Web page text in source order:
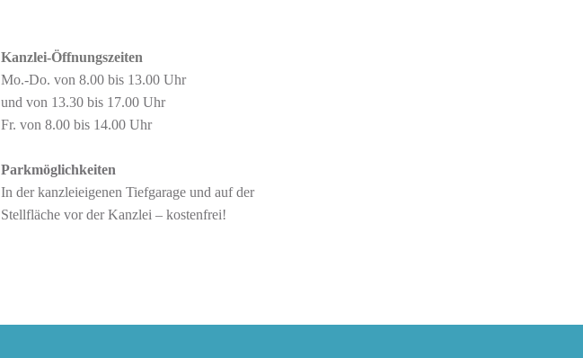
Kanzlei-Öffnungszeiten
Mo.-Do. von 8.00 bis 13.00 Uhr
und von 13.30 bis 17.00 Uhr
Fr. von 8.00 bis 14.00 Uhr
Parkmöglichkeiten
In der kanzleieigenen Tiefgarage und auf der
Stellfläche vor der Kanzlei – kostenfrei!